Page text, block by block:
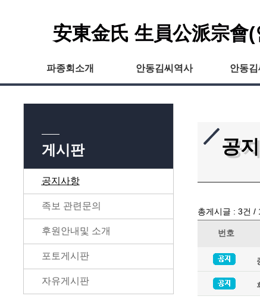
安東金氏 生員公派宗會
파종회소개 안동김씨역사 안동
게시판
공지사항
족보 관련문의
후원안내및 소개
포토게시판
자유게시판
공
총게시글 : 3건 /
번호